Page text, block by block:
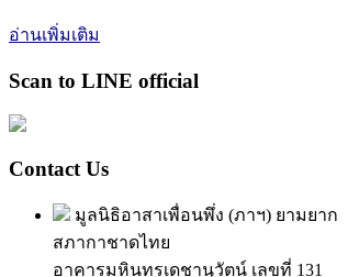
อ่านเพิ่มเติม
Scan to LINE official
Contact Us
มูลนิธิอาสาเพื่อนพึ่ง (ภาฯ) ยามยาก
สภากาชาดไทย
อาคารมหินทรเดชานุวัตน์ เลขที่ 131